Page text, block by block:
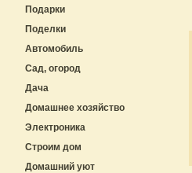
Подарки
Поделки
Автомобиль
Сад, огород
Дача
Домашнее хозяйство
Электроника
Строим дом
Домашний уют